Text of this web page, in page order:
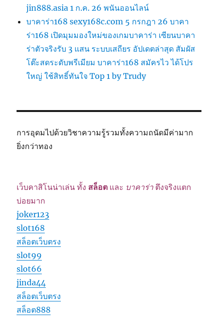
jin888.asia 1 ก.ค. 26 พนันออนไลน์
บาคาร่า168 sexy168c.com 5 กรกฎา 26 บาคา
ร่า168 เปิดมุมมองใหม่ของเกมบาคาร่า เซียนบาคา
ร่าตัวจริงรับ 3 แสน ระบบเสถียร อัปเดตล่าสุด สัมผัส
โต๊ะสดระดับพรีเมียม บาคาร่า168 สมัครไว ได้โปร
ใหญ่ ใช้สิทธิ์ทันใจ Top 1 by Trudy
การอุดมไปด้วยวิชาความรู้รวมทั้งความถนัดมีค่ามาก
ยิ่งกว่าทอง
เว็บคาสิโนน่าเล่น ทั้ง สล็อต และ บาคาร่า ตึงจริงแตก
บ่อยมาก
joker123
slot168
สล็อตเว็บตรง
slot99
slot66
jinda44
สล็อตเว็บตรง
สล็อต888